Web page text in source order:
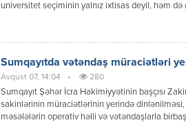
universitet seçiminin yalnız ixtisas deyil, həm
şəhərlərə təhsil almaq üçün gedib-gələn
Sumqayıtda vətəndaş müraciətləri
Avqust 07, 14:04 • 280
Sumqayıt Şəhər İcra Hakimiyyətinin başçısı
sakinlərinin müraciətlərinin yerində dinlənilməsi,
məsələlərin operativ həlli və vətəndaşlarla